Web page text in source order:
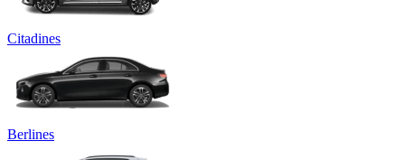
Citadines
Berlines